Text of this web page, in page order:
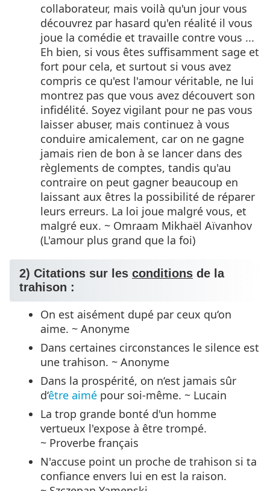
collaborateur, mais voilà qu'un jour vous
découvrez par hasard qu'en réalité il vous
joue la comédie et travaille contre vous ...
Eh bien, si vous êtes suffisamment sage et
fort pour cela, et surtout si vous avez
compris ce qu'est l'amour véritable, ne lui
montrez pas que vous avez découvert son
infidélité. Soyez vigilant pour ne pas vous
laisser abuser, mais continuez à vous
conduire amicalement, car on ne gagne
jamais rien de bon à se lancer dans des
règlements de comptes, tandis qu'au
contraire on peut gagner beaucoup en
laissant aux êtres la possibilité de réparer
leurs erreurs. La loi joue malgré vous, et
malgré eux. ~ Omraam Mikhaël Aïvanhov
(L'amour plus grand que la foi)
2) Citations sur les conditions de la
trahison :
On est aisément dupé par ceux qu‘on
aime. ~ Anonyme
Dans certaines circonstances le silence est
une trahison. ~ Anonyme
Dans la prospérité, on n‘est jamais sûr
d‘être aimé pour soi-même. ~ Lucain
La trop grande bonté d'un homme
vertueux l'expose à être trompé.
~ Proverbe français
N'accuse point un proche de trahison si ta
confiance envers lui en est la raison.